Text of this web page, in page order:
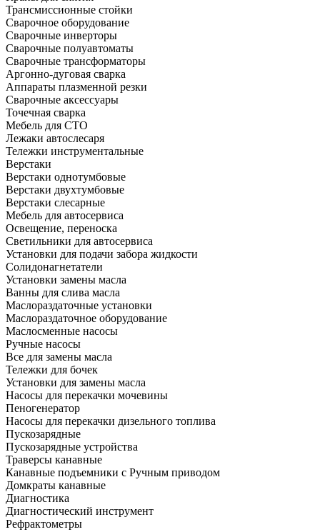
Трансмиссионные стойки
Сварочное оборудование
Сварочные инверторы
Сварочные полуавтоматы
Сварочные трансформаторы
Аргонно-дуговая сварка
Аппараты плазменной резки
Сварочные аксессуары
Точечная сварка
Мебель для СТО
Лежаки автослесаря
Тележки инструментальные
Верстаки
Верстаки однотумбовые
Верстаки двухтумбовые
Верстаки слесарные
Мебель для автосервиса
Освещение, переноска
Светильники для автосервиса
Установки для подачи забора жидкости
Солидонагнетатели
Установки замены масла
Ванны для слива масла
Маслораздаточные установки
Маслораздаточное оборудование
Маслосменные насосы
Ручные насосы
Все для замены масла
Тележки для бочек
Установки для замены масла
Насосы для перекачки мочевины
Пеногенератор
Насосы для перекачки дизельного топлива
Пускозарядные
Пускозарядные устройства
Траверсы канавные
Канавные подъемники с Ручным приводом
Домкраты канавные
Диагностика
Диагностический инструмент
Рефрактометры